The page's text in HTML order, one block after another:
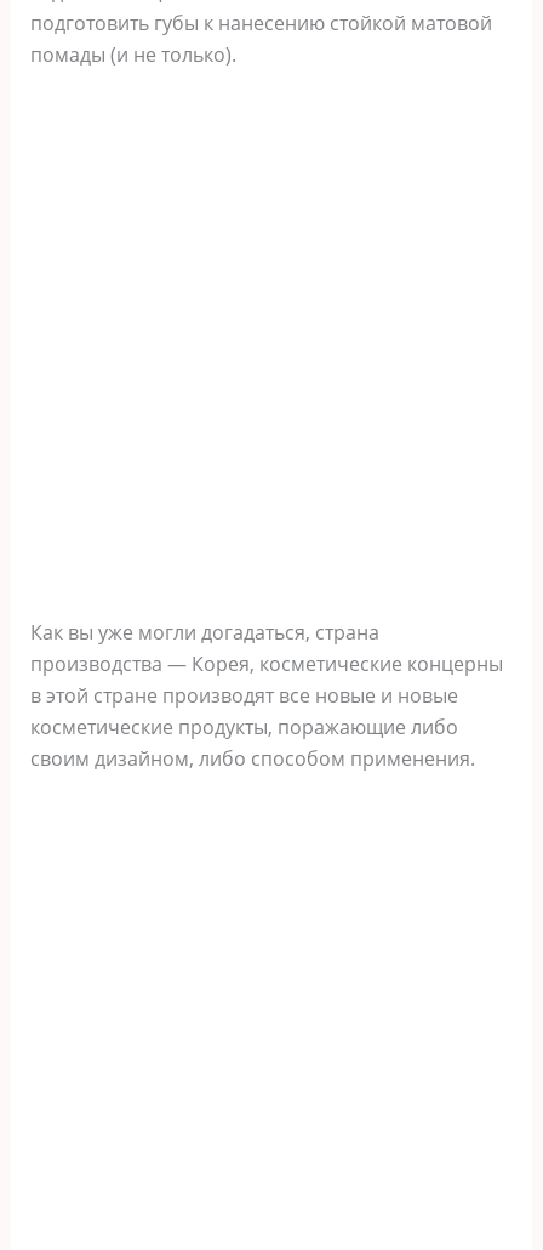
подготовить губы к нанесению стойкой матовой
помады (и не только).
Как вы уже могли догадаться, страна
производства — Корея, косметические концерны
в этой стране производят все новые и новые
косметические продукты, поражающие либо
своим дизайном, либо способом применения.